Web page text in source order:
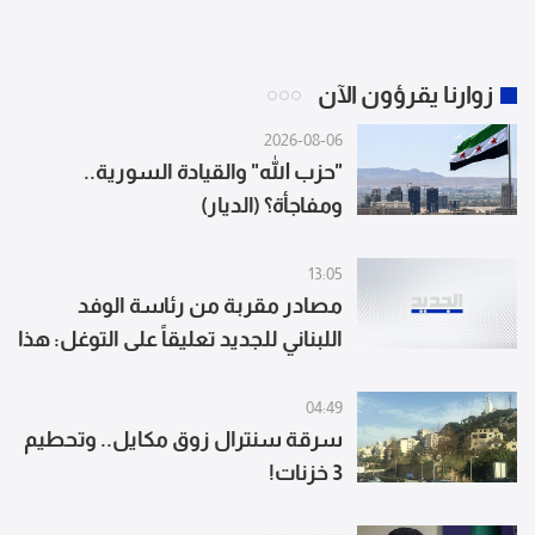
زوارنا يقرؤون الآن
2026-08-06
"حزب الله" والقيادة السورية..
ومفاجأة؟ (الديار)
13:05
مصادر مقربة من رئاسة الوفد
اللبناني للجديد تعليقاً على التوغل: هذا
مستغربين" أعطونا البدائل التي
تحمي لبنان من جولة ثالثة تكمن لها
إسرائيل وقد أعدّت عدّتها
04:49
سرقة سنترال زوق مكايل.. وتحطيم
3 خزنات!